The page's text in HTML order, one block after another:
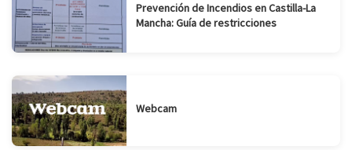
Prevención de Incendios en Castilla-La
Mancha: Guía de restricciones
Webcam